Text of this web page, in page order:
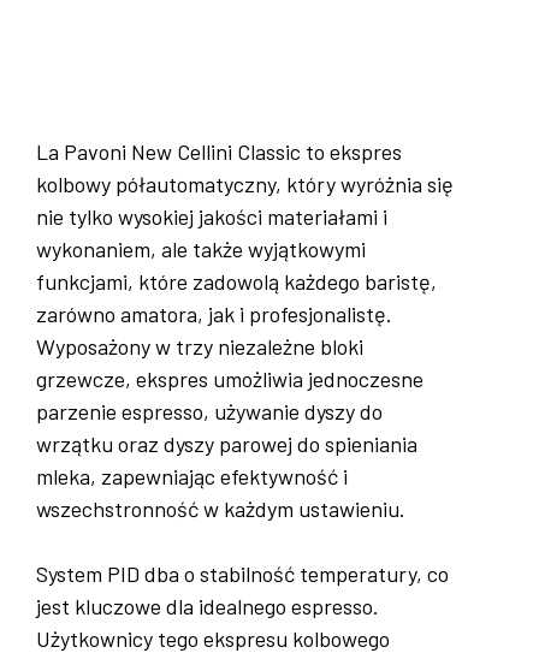
La Pavoni New Cellini Classic to ekspres
kolbowy półautomatyczny, który wyróżnia się
nie tylko wysokiej jakości materiałami i
wykonaniem, ale także wyjątkowymi
funkcjami, które zadowolą każdego baristę,
zarówno amatora, jak i profesjonalistę.
Wyposażony w trzy niezależne bloki
grzewcze, ekspres umożliwia jednoczesne
parzenie espresso, używanie dyszy do
wrzątku oraz dyszy parowej do spieniania
mleka, zapewniając efektywność i
wszechstronność w każdym ustawieniu.
System PID dba o stabilność temperatury, co
jest kluczowe dla idealnego espresso.
Użytkownicy tego ekspresu kolbowego